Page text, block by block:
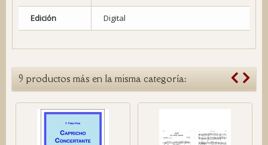
Edición Digital
9 productos más en la misma categoría: